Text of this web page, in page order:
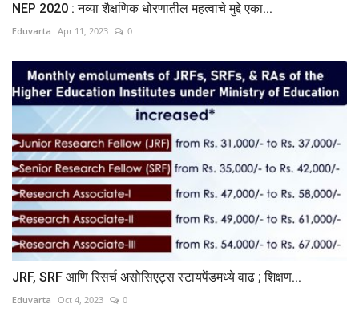
NEP 2020 : नव्या शैक्षणिक धोरणातील महत्वाचे मुद्दे एका...
Eduvarta Apr 11, 2023 0
JRF, SRF आणि रिसर्च असोसिएट्स स्टायपेंडमध्ये वाढ ; शिक्षण...
Eduvarta Oct 4, 2023 0